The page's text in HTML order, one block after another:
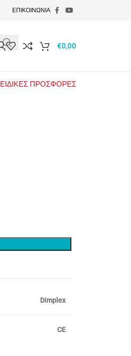
ΕΠΙΚΟΙΝΩΝΙΑ
€0,00
ΕΙΔΙΚΕΣ ΠΡΟΣΦΟΡΕΣ
Dimplex
CE